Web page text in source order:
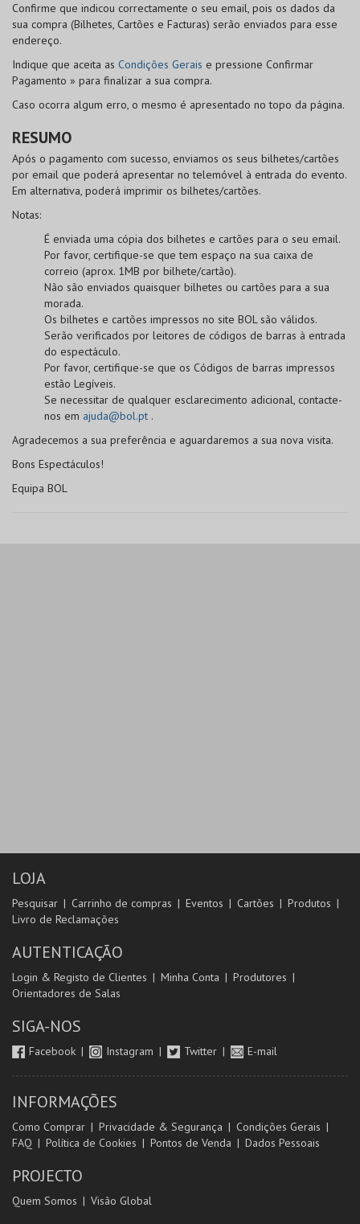
Confirme que indicou correctamente o seu email, pois os dados da
sua compra (Bilhetes, Cartões e Facturas) serão enviados para esse
endereço.
Indique que aceita as Condições Gerais e pressione Confirmar
Pagamento » para finalizar a sua compra.
Caso ocorra algum erro, o mesmo é apresentado no topo da página.
RESUMO
Após o pagamento com sucesso, enviamos os seus bilhetes/cartões
por email que poderá apresentar no telemóvel à entrada do evento.
Em alternativa, poderá imprimir os bilhetes/cartões.
Notas:
É enviada uma cópia dos bilhetes e cartões para o seu email.
Por favor, certifique-se que tem espaço na sua caixa de
correio (aprox. 1MB por bilhete/cartão).
Não são enviados quaisquer bilhetes ou cartões para a sua
morada.
Os bilhetes e cartões impressos no site BOLsão válidos.
Serão verificados por leitores de códigos de barras à entrada
do espectáculo.
Por favor, certifique-se que os Códigos de barras impressos
estão Legíveis.
Se necessitar de qualquer esclarecimento adicional, contacte-
nos em ajuda@bol.pt .
Agradecemos a sua preferência e aguardaremos a sua nova visita.
Bons Espectáculos!
Equipa BOL
LOJA
Pesquisar Carrinho de compras Eventos Cartões
Produtos
Livro de Reclamações
AUTENTICAÇÃO
Login & Registo de Clientes Minha Conta
Produtores
Orientadores de Salas
SIGA-NOS
Facebook Instagram Twitter E-mail
INFORMAÇÕES
Como Comprar Privacidade & Segurança
Condições Gerais
FAQ
Política de Cookies Pontos de Venda Dados Pessoais
PROJECTO
Quem Somos Visão Global